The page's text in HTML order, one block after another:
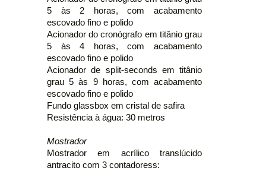
5 às 2 horas, com acabamento
escovado fino e polido
Acionador do cronógrafo em titânio grau
5 às 4 horas, com acabamento
escovado fino e polido
Acionador de split-seconds em titânio
grau 5 às 9 horas, com acabamento
escovado fino e polido
Fundo glassbox em cristal de safira
Resistência à água: 30 metros
Mostrador
Mostrador em acrílico translúcido
antracito com 3 contadoress: